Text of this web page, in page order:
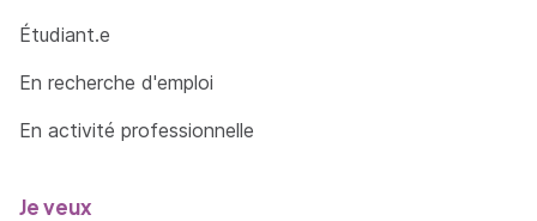
Étudiant.e
En recherche d'emploi
En activité professionnelle
Je veux